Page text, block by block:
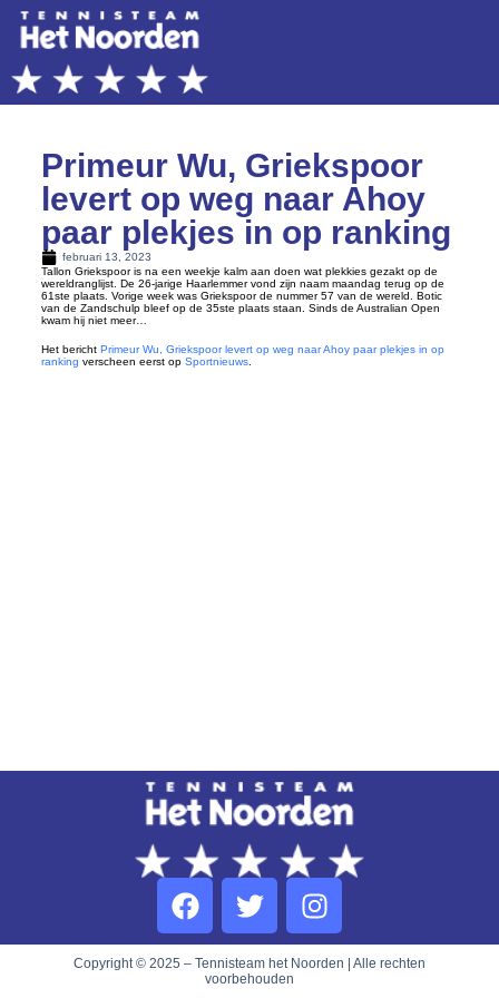
Primeur Wu, Griekspoor
levert op weg naar Ahoy
paar plekjes in op ranking
februari 13, 2023
Tallon Griekspoor is na een weekje kalm aan doen wat plekkies gezakt op de
wereldranglijst. De 26-jarige Haarlemmer vond zijn naam maandag terug op de
61ste plaats. Vorige week was Griekspoor de nummer 57 van de wereld. Botic
van de Zandschulp bleef op de 35ste plaats staan. Sinds de Australian Open
kwam hij niet meer…
Het bericht Primeur Wu, Griekspoor levert op weg naar Ahoy paar plekjes in op
ranking verscheen eerst op Sportnieuws.
Copyright © 2025 – Tennisteam het Noorden | Alle rechten
voorbehouden